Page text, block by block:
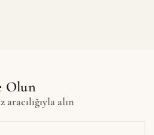
Olun
alın